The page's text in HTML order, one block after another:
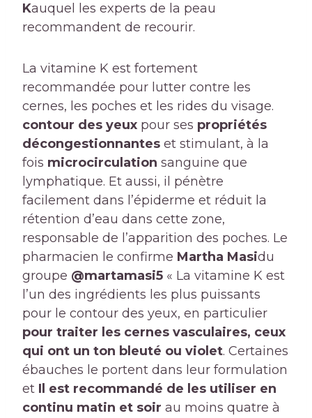
Kauquel les experts de la peau
recommandent de recourir.
La vitamine K est fortement
recommandée pour lutter contre les
cernes, les poches et les rides du visage.
contour des yeux pour ses propriétés
décongestionnantes et stimulant, à la
fois microcirculation sanguine que
lymphatique. Et aussi, il pénètre
facilement dans l’épiderme et réduit la
rétention d’eau dans cette zone,
responsable de l’apparition des poches. Le
pharmacien le confirme Martha Masidu
groupe @martamasi5 « La vitamine K est
l’un des ingrédients les plus puissants
pour le contour des yeux, en particulier
pour traiter les cernes vasculaires, ceux
qui ont un ton bleuté ou violet. Certaines
ébauches le portent dans leur formulation
et Il est recommandé de les utiliser en
continu matin et soir au moins quatre à